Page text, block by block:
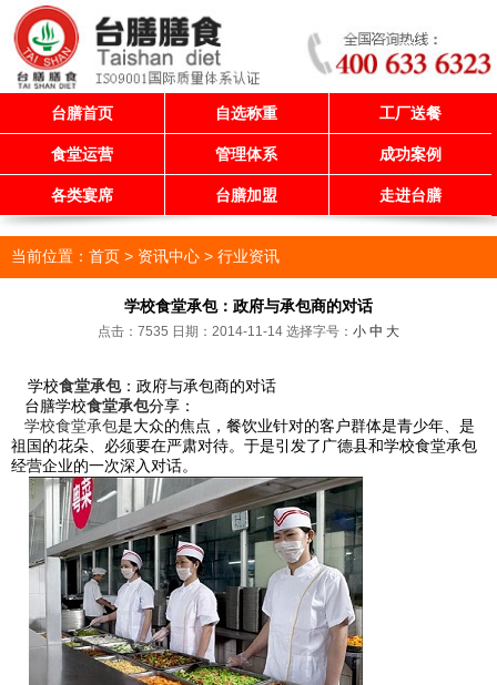
台膳首页 自选称重 工厂送餐
食堂运营 管理体系 成功案例
各类宴席 台膳加盟 走进台膳
当前位置： 首页 > 资讯中心 > 行业资讯
学校食堂承包：政府与承包商的对话
点击：7535 日期：2014-11-14 选择字号： 小 中 大
学校食堂承包：政府与承包商的对话
台膳学校食堂承包分享：
学校食堂承包是大众的焦点，餐饮业针对的客户群体是青少年、是
祖国的花朵、必须要在严肃对待。于是引发了广德县和学校食堂承包
经营企业的一次深入对话。